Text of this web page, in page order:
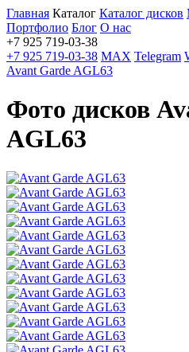
Главная Каталог Каталог дисков
Портфолио Блог О нас
+7 925 719-03-38
+7 925 719-03-38 MAX Telegram
Avant Garde AGL63
Фото дисков
AGL63